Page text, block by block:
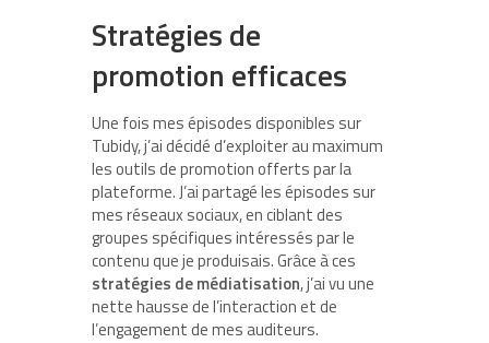
Stratégies de
promotion efficaces
Une fois mes épisodes disponibles sur
Tubidy, j’ai décidé d’exploiter au maximum
les outils de promotion offerts par la
plateforme. J’ai partagé les épisodes sur
mes réseaux sociaux, en ciblant des
groupes spécifiques intéressés par le
contenu que je produisais. Grâce à ces
stratégies de médiatisation, j’ai vu une
nette hausse de l’interaction et de
l’engagement de mes auditeurs.